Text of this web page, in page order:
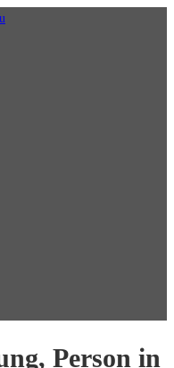
Person in